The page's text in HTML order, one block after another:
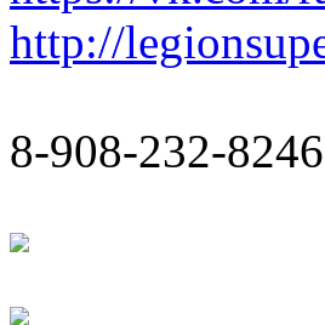
http://
8-908-232-